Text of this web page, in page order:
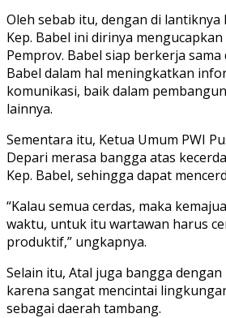
Oleh sebab itu, dengan di lantiknya
Kep. Babel ini dirinya
Pemprov. Babel siap berkerja sama
Babel dalam hal meningkatkan
komunikasi, baik dalam
lainnya.
Sementara itu, Ketua Umum PWI
Depari merasa bangga atas
Kep. Babel, sehingga dapat
“Kalau semua cerdas, maka
waktu, untuk itu wartawan harus
produktif,” ungkapnya.
Selain itu, Atal juga bangga dengan
karena sangat mencintai
sebagai daerah tambang.